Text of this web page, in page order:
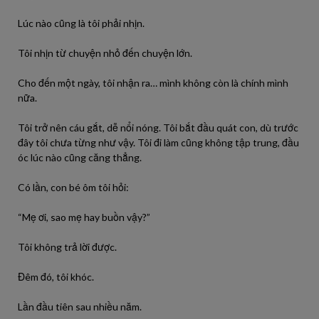
Lúc nào cũng là tôi phải nhịn.
Tôi nhịn từ chuyện nhỏ đến chuyện lớn.
Cho đến một ngày, tôi nhận ra… mình không còn là chính mình
nữa.
Tôi trở nên cáu gắt, dễ nổi nóng. Tôi bắt đầu quát con, dù trước
đây tôi chưa từng như vậy. Tôi đi làm cũng không tập trung, đầu
óc lúc nào cũng căng thẳng.
Có lần, con bé ôm tôi hỏi:
“Mẹ ơi, sao mẹ hay buồn vậy?”
Tôi không trả lời được.
Đêm đó, tôi khóc.
Lần đầu tiên sau nhiều năm.